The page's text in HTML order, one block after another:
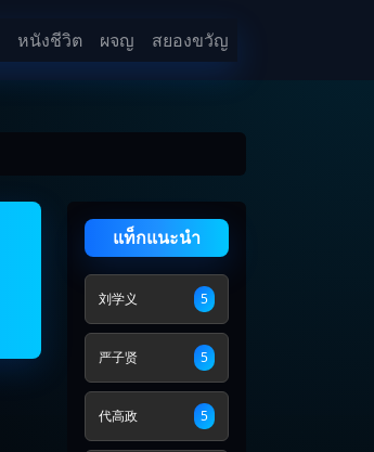
หนังชีวิต ผจญ สยองขวัญ
แท็กแนะนำ
刘学义 5
严子贤 5
代高政 5